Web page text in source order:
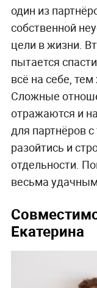
один из
собственной
цели в жизни.
пытается
всё на себе,
Сложные
отражаются и
для партнёров
разойтись и
отдельности.
весьма
Екатерина